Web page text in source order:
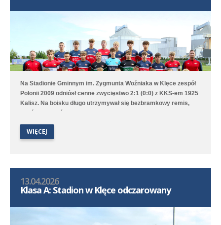
Na Stadionie Gminnym im. Zygmunta Woźniaka w Klęce zespół
Polonii 2009 odniósł cenne zwycięstwo 2:1 (0:0) z KKS-em 1925
Kalisz. Na boisku długo utrzymywał się bezbramkowy remis,
choć to Poloniści byli stroną dominującą. W 68. minucie
taktyczny przed polem karnym i przewaga Polonii jeszcze
wzrosła aż w 76. minucie gola na 1:0 strzelił Marcel Kliszkowiak.
średzka drużyna zdobyła gola na wagę trzech punktów, a po
dobrym dośrodkowaniu Franciszka Błaszyka wynik ustalił
WIĘCEJ
13.04.2026
Klasa A: Stadion w Klęce odczarowany